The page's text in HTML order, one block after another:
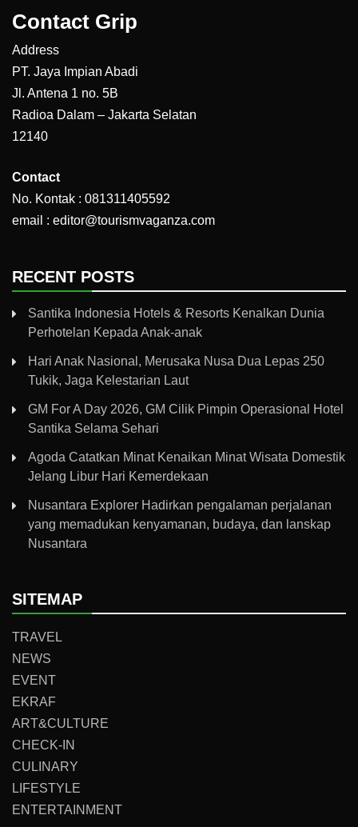
Contact Grip
Address
PT. Jaya Impian Abadi
Jl. Antena 1 no. 5B
Radioa Dalam – Jakarta Selatan
12140
Contact
No. Kontak : 081311405592
email : editor@tourismvaganza.com
RECENT POSTS
Santika Indonesia Hotels & Resorts Kenalkan Dunia
Perhotelan Kepada Anak-anak
Hari Anak Nasional, Merusaka Nusa Dua Lepas 250
Tukik, Jaga Kelestarian Laut
GM For A Day 2026, GM Cilik Pimpin Operasional Hotel
Santika Selama Sehari
Agoda Catatkan Minat Kenaikan Minat Wisata Domestik
Jelang Libur Hari Kemerdekaan
Nusantara Explorer Hadirkan pengalaman perjalanan
yang memadukan kenyamanan, budaya, dan lanskap
Nusantara
SITEMAP
TRAVEL
NEWS
EVENT
EKRAF
ART&CULTURE
CHECK-IN
CULINARY
LIFESTYLE
ENTERTAINMENT